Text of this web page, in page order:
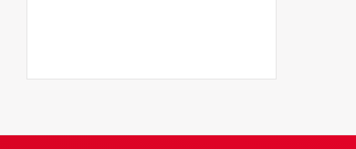
– afgoderij van de moderne wetenschap?